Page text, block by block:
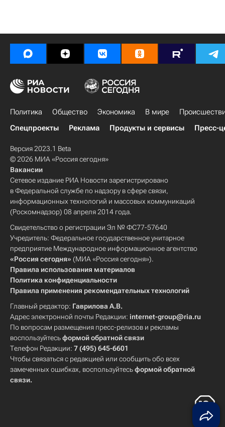
Политика Общество Экономика В мире
Спецпроекты
Реклама Продукты и сервисы Пресс-
Версия 2023.1 Beta
© 2026 МИА «Россия сегодня»
Вакансии
Сетевое издание РИА Новости зарегистрировано
в Федеральной службе по надзору в сфере связи,
информационных технологий и массовых коммуникаций
(Роскомнадзор) 08 апреля 2014 года.
Свидетельство о регистрации Эл № ФС77-57640
Учредитель: Федеральное государственное унитарное
предприятие Международное информационное агентство
«Россия сегодня» (МИА «Россия сегодня»).
Правила использования материалов
Политика конфиденциальности
Правила применения рекомендательных технологий
Главный редактор: Гаврилова А.В.
Адрес электронной почты Редакции: internet-group@ria.ru
По вопросам размещения пресс-релизов и рекламы
воспользуйтесьформой обратной связи
Телефон Редакции: 7 (495) 645-6601
Чтобы связаться с редакцией или сообщить обо всех
замеченных ошибках, воспользуйтесьформой обратной
связи.